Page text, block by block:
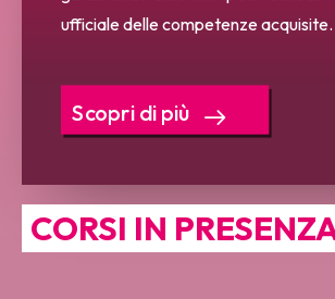
ufficiale delle competenze acquisite.
Scopri di più
CORSI IN